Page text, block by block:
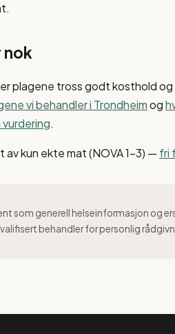
nok
plagene tross godt kosthold og
vi behandler i Trondheimog
.
kun ekte mat (NOVA 1–3) — fri
som generell helseinformasjon og
behandler for personlig